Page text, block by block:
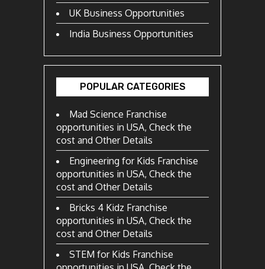
UK Business Opportunities
India Business Opportunities
POPULAR CATEGORIES
Mad Science Franchise
opportunities in USA, Check the
cost and Other Details
Engineering for Kids Franchise
opportunities in USA, Check the
cost and Other Details
Bricks 4 Kidz Franchise
opportunities in USA, Check the
cost and Other Details
STEM for Kids Franchise